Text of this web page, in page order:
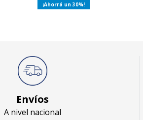
30
Envíos
A nivel nacional